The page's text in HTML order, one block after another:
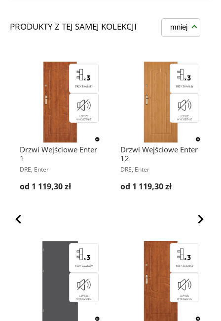
PRODUKTY Z TEJ SAMEJ KOLEKCJI mniej
Drzwi Wejściowe Enter
1
DRE, Enter
od 1 119,30 zł
Drzwi Wejściowe Enter
12
DRE, Enter
od 1 119,30 zł